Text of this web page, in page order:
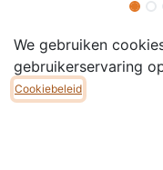
Apollo
Pitbike -
✔ Elektrisch
✔ CE-
✔ Perfect voor
We gebruiken
gebruikerservaring
Cookiebeleid